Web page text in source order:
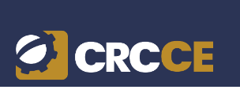
content